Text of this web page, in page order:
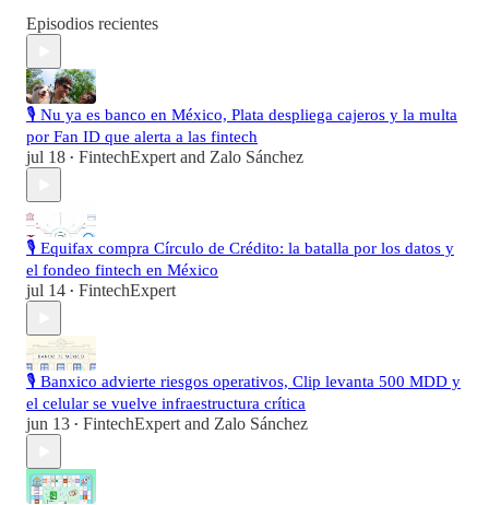
Episodios recientes
🎙️ Nu ya es banco en México, Plata despliega cajeros y la multa
por Fan ID que alerta a las fintech
jul 18 • FintechExpertand Zalo Sánchez
🎙️ Equifax compra Círculo de Crédito: la batalla por los datos y
el fondeo fintech en México
jul 14 • FintechExpert
🎙️ Banxico advierte riesgos operativos, Clip levanta 500 MDD y
el celular se vuelve infraestructura crítica
jun 13 • FintechExpertand Zalo Sánchez